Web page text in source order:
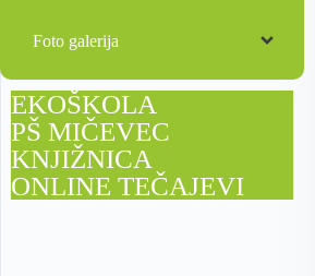
Foto galerija
EKOŠKOLA
PŠ MIČEVEC
KNJIŽNICA
ONLINE TEČAJEVI